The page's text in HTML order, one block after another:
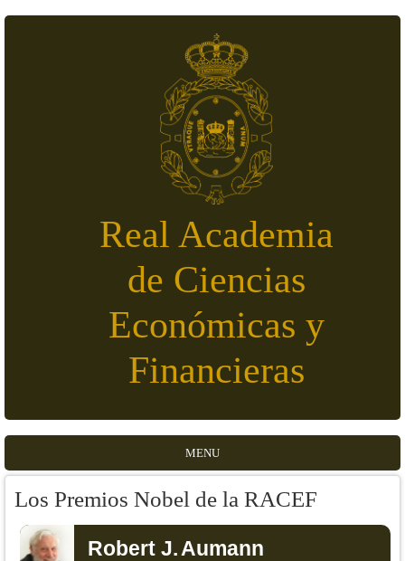
Real Academia
de Ciencias
Económicas y
Financieras
MENU
Los Premios Nobel de la RACEF
Robert J.Aumann